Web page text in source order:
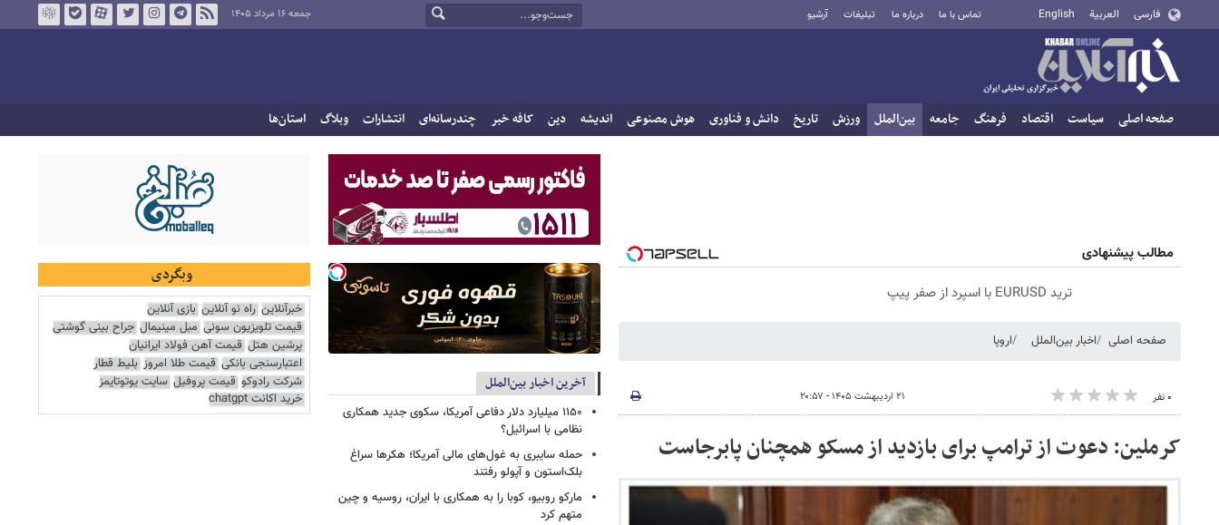
فارسی العربية English تماس با ما درباره ما تبلیغات آرشیو جمعه ۱۶ مرداد ۱۴۰۵
صفحه اصلی سیاست اقتصاد فرهنگ جامعه بین‌الملل ورزش تاریخ دانش و فناوری هوش مصنوعی اندیشه دین کافه خبر چندرسانه‌ای انتشارات وبلاگ استان‌ها
مطالب پیشنهادی
ترید EURUSD با اسپرد از صفر پیپ
صفحه اصلی اخبار بین‌الملل اروپا
۰ نفر ۲۱ اردیبهشت ۱۴۰۵ - ۲۰:۵۷
کرملین: دعوت از ترامپ برای بازدید از مسکو همچنان پابرجاست
آخرین اخبار بین‌الملل
۱۱۵۰ میلیارد دلار دفاعی آمریکا، سکوی جدید همکاری
نظامی با اسرائیل؟
حمله سایبری به غول‌های مالی آمریکا؛ هکرها سراغ
بلک‌استون و آپولو رفتند
مارکو روبیو، کوبا را به همکاری با ایران، روسیه و چین
متهم کرد
وبگردی
خبرآنلاین راه نو آنلاین بازی آنلاین
قیمت تلویزیون سونی مبل مینیمال جراح بینی گوشتی
پرشین هتل قیمت آهن فولاد ایرانیان
اعتبارسنجی بانکی قیمت طلا امروز بلیط قطار
شرکت رادوکو قیمت پروفیل سایت یوتوتایمز
خرید اکانت chatgpt